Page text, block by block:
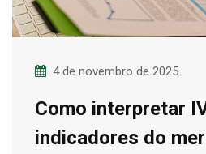
4 de novembro de 2025
Como interpretar
indicadores do